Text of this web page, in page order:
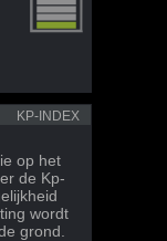
KP-INDEX
op het
de Kp-
wordt
grond.